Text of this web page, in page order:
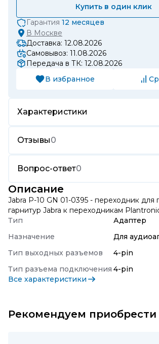
Купить в один клик
Гарантия 12 месяцев
В Москве
Доставка: 12.08.2026
Самовывоз: 11.08.2026
Передача в ТК: 12.08.2026
В избранное
Характеристики
Отзывы0
Вопрос-ответ0
Описание
Jabra P-10 GN 01-0395 - переходник
гарнитур Jabra к переходникам
Тип
Адаптер
Назначение
Для
Тип выходных разъемов
4-pin
Тип разъема подключения 4-pin
Все характеристики
Рекомендуем приобрести